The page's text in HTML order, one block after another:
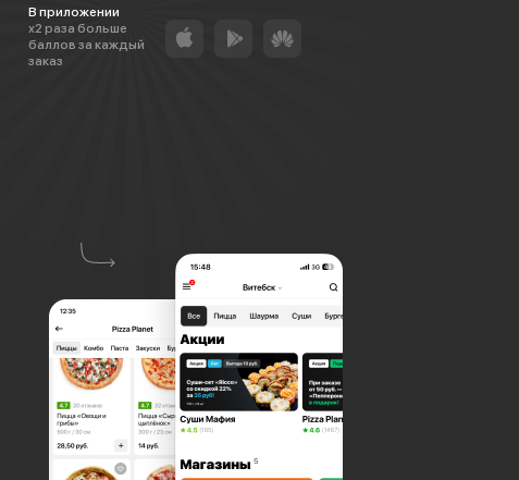
В приложении
х2 раза больше
баллов за каждый
заказ